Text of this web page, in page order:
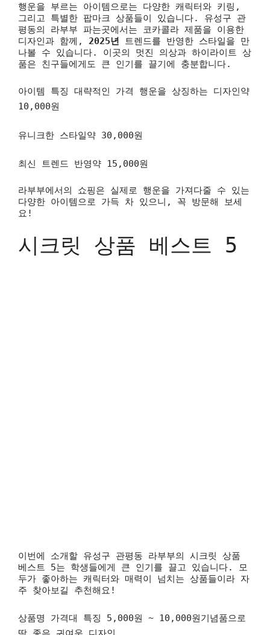
행운을 부르는 아이템으로는 다양한 캐릭터와 키링,
그리고 특별한 팝마크 상품들이 있습니다. 유성구 관
평동의 라부부 파는곳에서는 코카콜라 제품을 이용한
디자인과 함께, 2025년
트렌드를 반영한 스타일을 만
나볼 수 있습니다. 이곳의 멋진 의상과 하이라이트 상
품은 친구들에게도 큰 인기를 끌기에 충분합니다.
아이템 특징 대략적인 가격 행운을 상징하는 디자인약
10,000원
유니크한 스타일약 30,000원
최신 트렌드 반영약 15,000원
라부부에서의 쇼핑은 실제로 행운을 가져다줄 수 있는
다양한 아이템으로 가득 차 있으니, 꼭 방문해 보세
요!
시크릿 상품 베스트 5
이번에 소개할 유성구 관평동 라부부의 시크릿 상품
베스트 5는 학생들에게 큰 인기를 끌고 있습니다. 모
두가 좋아하는 캐릭터와 매력이 넘치는 상품들이라 자
주 찾아보길 추천해요!
상품명 가격대 특징 5,000원 ~ 10,000원기념품으로